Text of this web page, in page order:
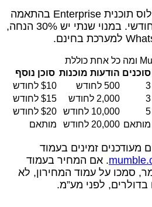
שלוש חבילות עיקריות פלוס תוכנית Enterprise בהתאמה
אישית. המחירים בחיוב חודשי. במנוי שנתי יש 30% הנחה,
סוכנים הודעות מוכנות סוכן נוסף
3 500 לחודש
$10 לחודש
3 2,000 לחודש
$15 לחודש
5 10,000 לחודש
$20 לחודש
מותאם 20,000 לחודש מותאם
מעודכנים זמינים בעמוד
. אם המחיר בעמוד
סמכו על עמוד המחירון, לא
לפני מע”מ.